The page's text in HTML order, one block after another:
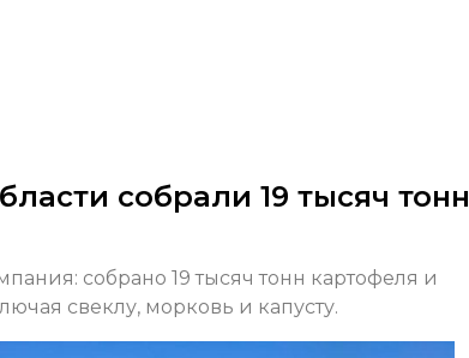
собрали 19 тысяч тонн
собрано 19 тысяч тонн картофеля и
свеклу, морковь и капусту.